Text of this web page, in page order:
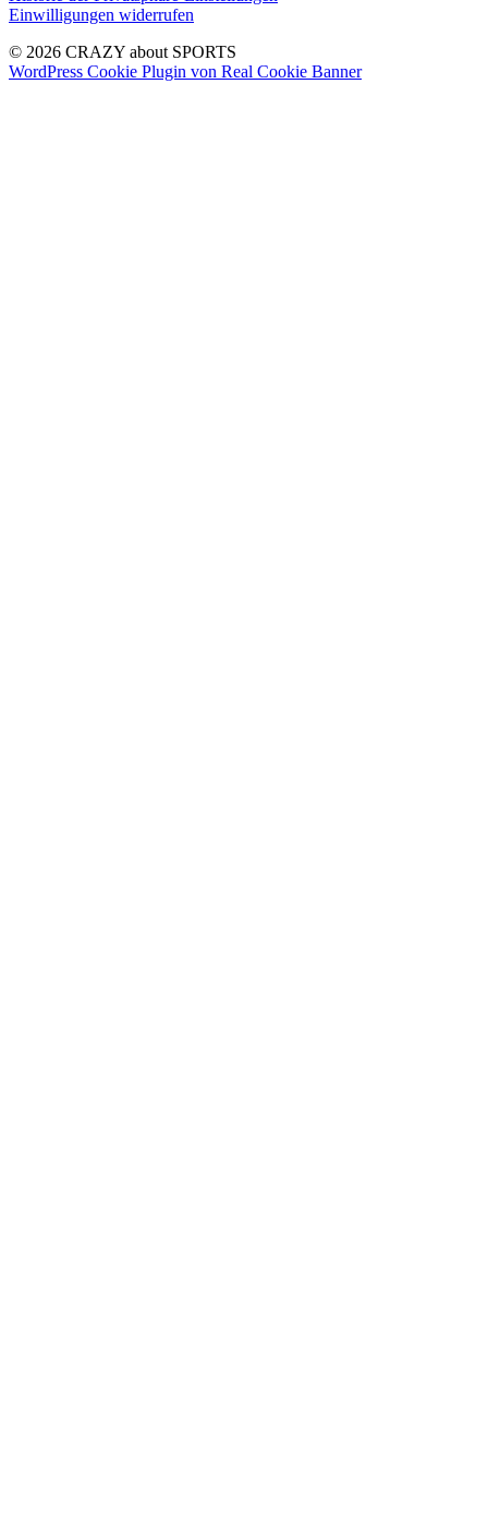
Einwilligungen widerrufen
© 2026 CRAZY about SPORTS
WordPress Cookie Plugin von Real Cookie Banner